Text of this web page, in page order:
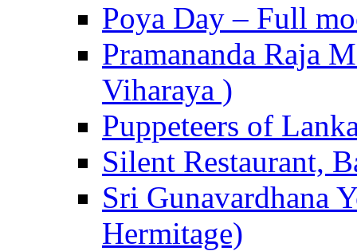
Poya Day – Full
Pramananda Raja
Viharaya )
Puppeteers of
Silent Restaurant,
Sri Gunavardhana
Hermitage)